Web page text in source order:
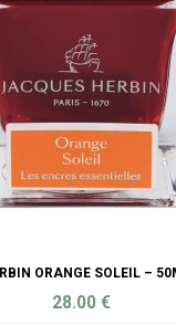
ORANGE SOLEIL –
28.00 €